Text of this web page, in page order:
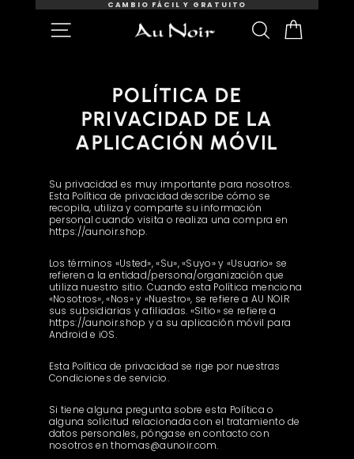
contenido
Presentación
de
CAMBIO FÁCIL Y GRATUITO
NAVEGACIÓN BUSCAR
POLÍTICA DE
PRIVACIDAD DE LA
APLICACIÓN MÓVIL
Su privacidad es muy importante para nosotros.
Esta Política de privacidad describe cómo se
recopila, utiliza y comparte su información
personal cuando visita o realiza una compra en
https://aunoir.shop.
Los términos «Usted», «Su», «Suyo» y «Usuario» se
refieren a la entidad/persona/organización que
utiliza nuestro sitio. Cuando esta Política menciona
«Nosotros», «Nos» y «Nuestro», se refiere a AU NOIR
sus subsidiarias y afiliadas. «Sitio» se refiere a
https://aunoir.shop y a su aplicación móvil para
Android e iOS.
Esta Política de privacidad se rige por nuestras
Condiciones de servicio.
Si tiene alguna pregunta sobre esta Política o
alguna solicitud relacionada con el tratamiento de
datos personales, póngase en contacto con
nosotros en thomas@aunoir.com.